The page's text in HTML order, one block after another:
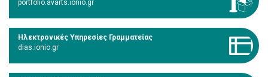
portfolio.avarts.ionio.gr
Ηλεκτρονικές Υπηρεσίες Γραμματείας
dias.ionio.gr